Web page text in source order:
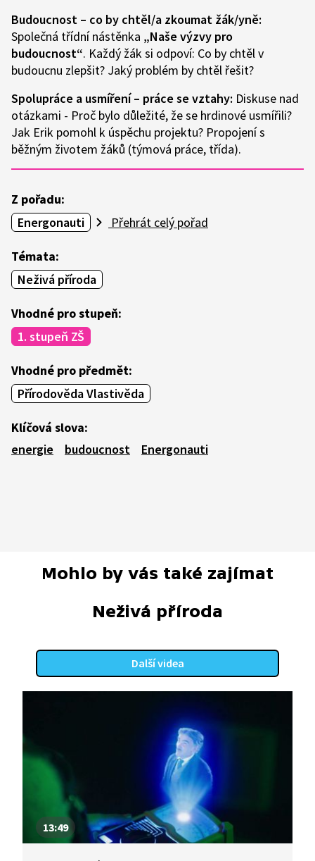
Budoucnost – co by chtěl/a zkoumat žák/yně:
Společná třídní nástěnka „Naše výzvy pro
budoucnost“. Každý žák si odpoví: Co by chtěl v
budoucnu zlepšit? Jaký problém by chtěl řešit?
Spolupráce a usmíření – práce se vztahy: Diskuse nad
otázkami - Proč bylo důležité, že se hrdinové usmířili?
Jak Erik pomohl k úspěchu projektu? Propojení s
běžným životem žáků (týmová práce, třída).
Z pořadu:
Energonauti
Přehrát celý pořad
Témata:
Neživá příroda
Vhodné pro stupeň:
1. stupeň ZŠ
Vhodné pro předmět:
Přírodověda Vlastivěda
Klíčová slova:
energie
budoucnost Energonauti
Mohlo by vás také zajímat
Neživá příroda
Další videa
13:49